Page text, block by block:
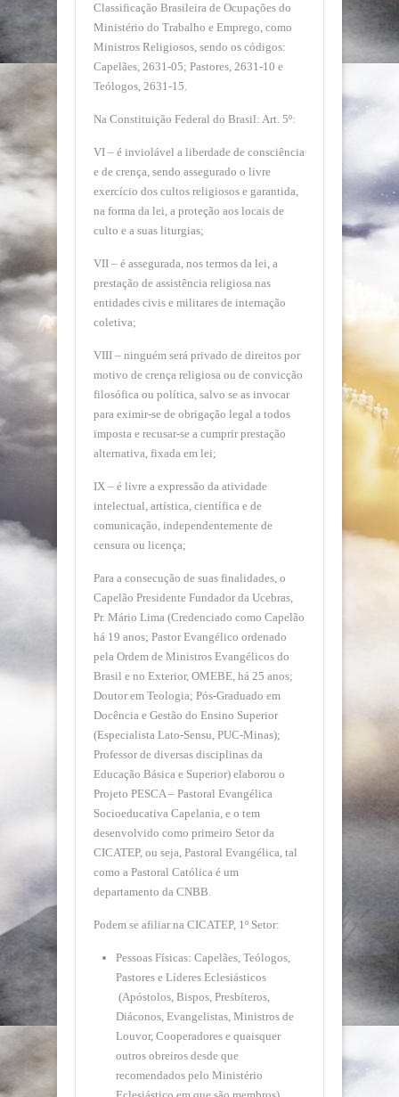
Classificação Brasileira de Ocupações do
Ministério do Trabalho e Emprego, como
Ministros Religiosos, sendo os códigos:
Capelães, 2631-05; Pastores, 2631-10 e
Teólogos, 2631-15.
Na Constituição Federal do Brasil: Art. 5º:
VI – é inviolável a liberdade de consciência
e de crença, sendo assegurado o livre
exercício dos cultos religiosos e garantida,
na forma da lei, a proteção aos locais de
culto e a suas liturgias;
VII – é assegurada, nos termos da lei, a
prestação de assistência religiosa nas
entidades civis e militares de internação
coletiva;
VIII – ninguém será privado de direitos por
motivo de crença religiosa ou de convicção
filosófica ou política, salvo se as invocar
para eximir-se de obrigação legal a todos
imposta e recusar-se a cumprir prestação
alternativa, fixada em lei;
IX – é livre a expressão da atividade
intelectual, artística, científica e de
comunicação, independentemente de
censura ou licença;
Para a consecução de suas finalidades, o
Capelão Presidente Fundador da Ucebras,
Pr. Mário Lima (Credenciado como Capelão
há 19 anos; Pastor Evangélico ordenado
pela Ordem de Ministros Evangélicos do
Brasil e no Exterior, OMEBE, há 25 anos;
Doutor em Teologia; Pós-Graduado em
Docência e Gestão do Ensino Superior
(Especialista Lato-Sensu, PUC-Minas);
Professor de diversas disciplinas da
Educação Básica e Superior) elaborou o
Projeto PESCA – Pastoral Evangélica
Socioeducativa Capelania, e o tem
desenvolvido como primeiro Setor da
CICATEP, ou seja, Pastoral Evangélica, tal
como a Pastoral Católica é um
departamento da CNBB.
Podem se afiliar na CICATEP, 1º Setor:
Pessoas Físicas: Capelães, Teólogos,
Pastores e Líderes Eclesiásticos
(Apóstolos, Bispos, Presbíteros,
Diáconos, Evangelistas, Ministros de
Louvor, Cooperadores e quaisquer
outros obreiros desde que
recomendados pelo Ministério